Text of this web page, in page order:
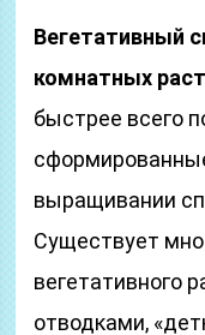
Вегетативный
комнатных
быстрее всего
выращивании
Существует
вегетативного
отводками,